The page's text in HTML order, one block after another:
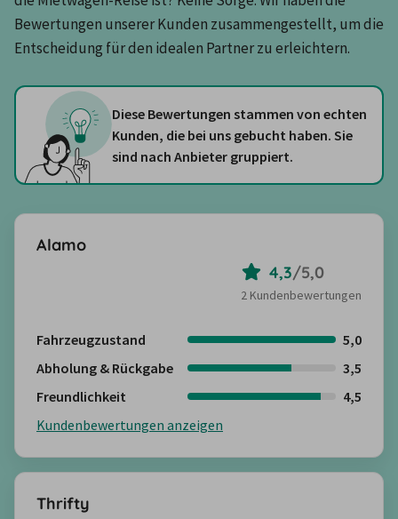
Bewertungen unserer Kunden zusammengestellt, um die
Entscheidung für den idealen Partner zu erleichtern.
Diese Bewertungen stammen von echten
Kunden, die bei uns gebucht haben. Sie
sind nach Anbieter gruppiert.
Alamo
4,3/5,0
2 Kundenbewertungen
Fahrzeugzustand
5,0
Abholung & Rückgabe
3,5
Freundlichkeit
4,5
Kundenbewertungen anzeigen
Thrifty